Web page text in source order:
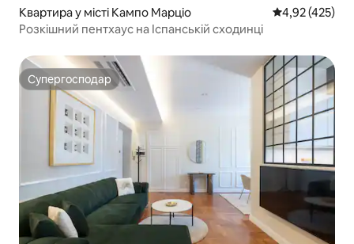
Квартира у місті Кампо Марціо Середня
4,92 (425)
Розкішний пентхаус на Іспанській сходинці
Супергосподар
Супергосподар